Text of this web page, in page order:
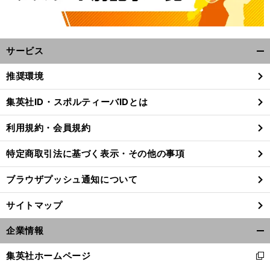
サービス
閉
る
推奨環境
集英社ID・スポルティーバIDとは
利用規約・会員規約
特定商取引法に基づく表示・その他の事項
ブラウザプッシュ通知について
サイトマップ
企業情報
閉
集英社ホームページ
新